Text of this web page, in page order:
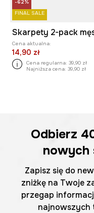
-62%
FINAL SALE
Cena aktualna:
14,90 zł
Cena regularna: 39,90 zł
Najniższa cena: 39,90 zł
Odbierz
nowych
Zapisz się do
zniżkę na Twoje
przegap
najnowszych